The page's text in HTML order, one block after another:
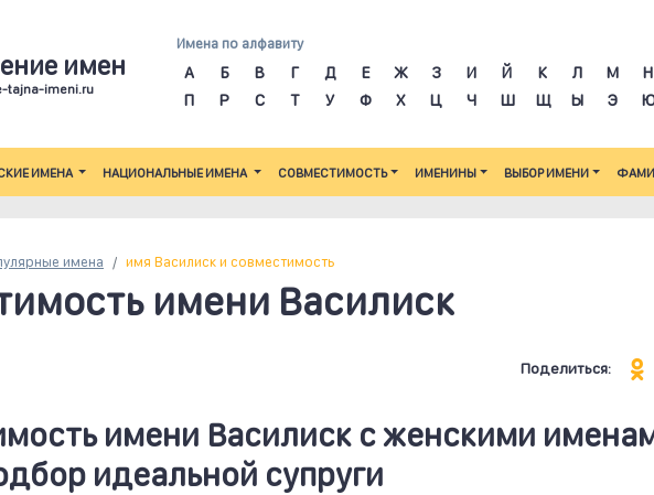
имен
tajna-imeni.ru
Имена по алфавиту
А Б В Г Д Е Ж З И Й К Л М Н
П
Р С Т У Ф Х Ц Ч Ш Щ Ы Э
ИМЕНА НАЦИОНАЛЬНЫЕ ИМЕНА СОВМЕСТИМОСТЬ ИМЕНИНЫ ВЫБОР ИМЕНИ
имена имя Василиск и совместимость
имени Василиск
Поделиться:
имени Василиск c женскими
идеальной супруги